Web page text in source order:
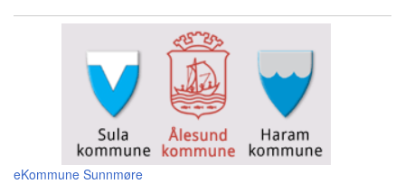
eKommune Sunnmøre